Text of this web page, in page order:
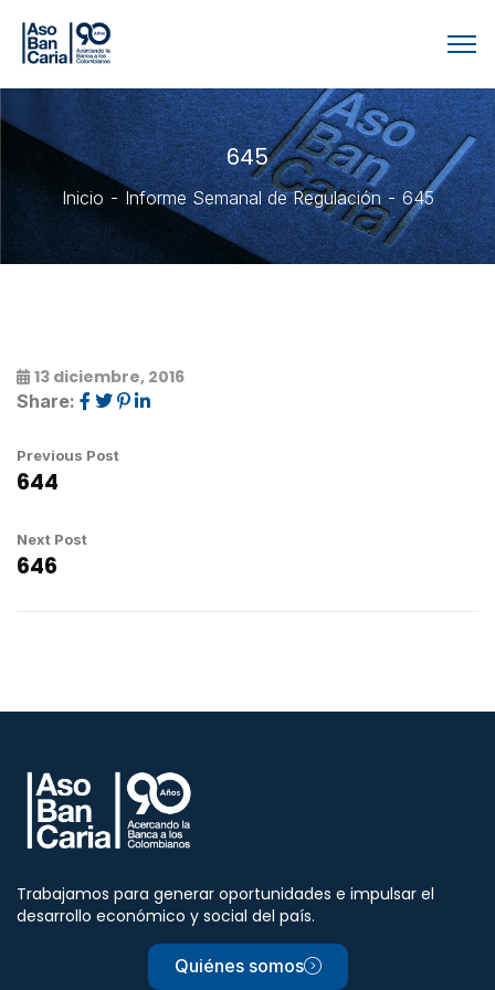
645
Inicio Informe Semanal de Regulación 645
13 diciembre, 2016
Share:
Previous Post
644
Next Post
646
Trabajamos para generar oportunidades e impulsar el
desarrollo económico y social del país.
Quiénes somos